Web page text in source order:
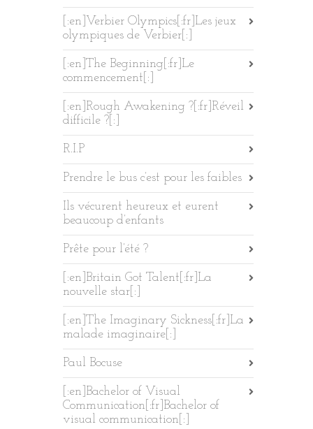
[:en]Verbier Olympics[:fr]Les jeux
olympiques de Verbier[:]
[:en]The Beginning[:fr]Le
commencement[:]
[:en]Rough Awakening ?[:fr]Réveil
difficile ?[:]
R.I.P
Prendre le bus c’est pour les faibles
Ils vécurent heureux et eurent
beaucoup d’enfants
Prête pour l’été ?
[:en]Britain Got Talent[:fr]La
nouvelle star[:]
[:en]The Imaginary Sickness[:fr]La
malade imaginaire[:]
Paul Bocuse
[:en]Bachelor of Visual
Communication[:fr]Bachelor of
visual communication[:]